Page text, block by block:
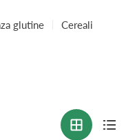
glutine Cereali